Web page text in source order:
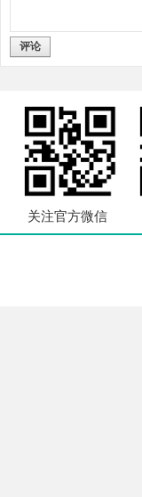
评论
关注官方微信